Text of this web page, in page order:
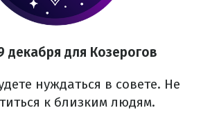
декабря для Козерогов
нуждаться в совете. Не
к близким людям.